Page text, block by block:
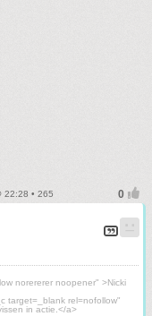
22:28 • 265
norererer noopener" >Nicki
target=_blank rel=nofollow"
in actie.</a>